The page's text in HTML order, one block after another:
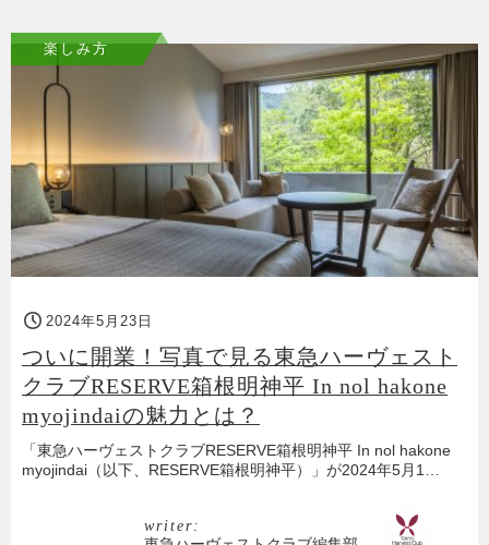
楽しみ方
2024年5月23日
ついに開業！写真で見る東急ハーヴェスト
クラブRESERVE箱根明神平 In nol hakone
myojindaiの魅力とは？
「東急ハーヴェストクラブRESERVE箱根明神平 In nol hakone
myojindai（以下、RESERVE箱根明神平）」が2024年5月1…
writer: